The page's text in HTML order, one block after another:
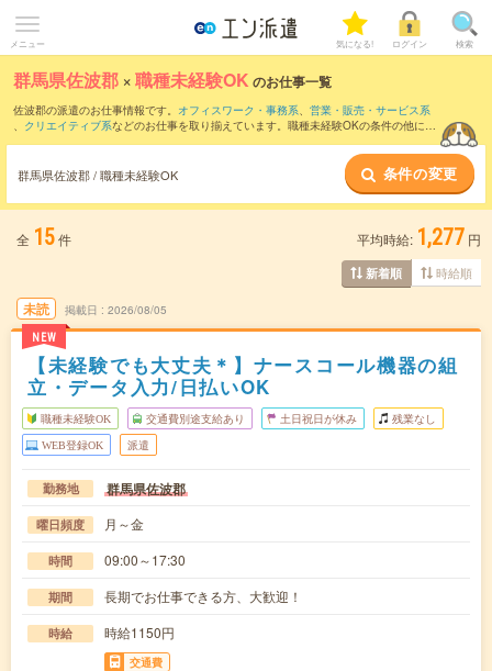
メニュー 気になる! ログイン 検索
群馬県佐波郡 ×職種未経験OK のお仕事一覧
佐波郡の派遣のお仕事情報です。 オフィスワーク・事務系、 営業・販売・サービス系
、 クリエイティブ系などのお仕事を取り揃えています。職種未経験OKの条件の他に、
群馬県佐波郡 / 職種未経験OK 条件の変更
全 15件 平均時給: 1,277 円
新着順 時給順
未読
NEW
掲載日 2026/08/05
【未経験でも大丈夫＊】ナースコール機器の組
立・データ入力/日払いOK
職種未経験OK 交通費別途支給あり 土日祝日が休み 残業なし
WEB登録OK 派遣
勤務地 群馬県佐波郡
曜日頻度 月～金
時間 09:00～17:30
期間 長期でお仕事できる方、大歓迎！
時給 時給1150円
交通費